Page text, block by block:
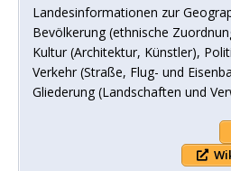
Landesinformationen zur
Bevölkerung (ethnische
Kultur (Architektur, Künstler),
Verkehr (Straße, Flug- und
Gliederung (Landschaften und